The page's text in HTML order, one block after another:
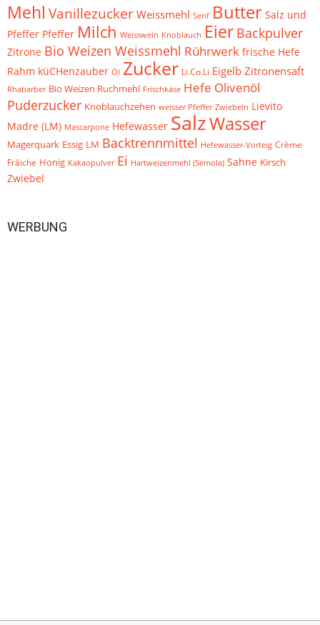
Mehl VanillezuckerWeissmehl Senf Butter Salz und
Pfeffer Pfeffer Milch Weisswein Knoblauch Eier Backpulver
Zitrone Bio Weizen Weissmehl Rührwerk frische Hefe
Rahm küCHenzauber Öl Zucker Li.Co.Li Eigelb Zitronensaft
Rhabarber Bio Weizen Ruchmehl Frischkäse Hefe Olivenöl
Puderzucker Knoblauchzehen weisser Pfeffer Zwiebeln Lievito
Madre (LM) Mascarpone Hefewasser SalzWasser
Magerquark Essig LM Backtrennmittel Hefewasser-Vorteig Crème
Frâiche Honig Kakaopulver Ei Hartweizenmehl (Semola) Sahne Kirsch
Zwiebel
WERBUNG